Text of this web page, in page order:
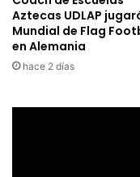
Aztecas UDLAP
Mundial de Flag
en Alemania
hace 2 días